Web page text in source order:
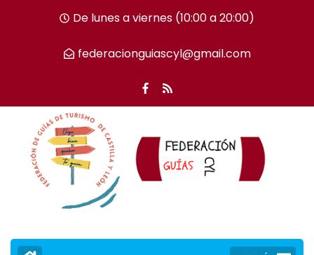
tecla
De lunes a viernes (10:00 a 20:00)
federacionguiascyl@gmail.com